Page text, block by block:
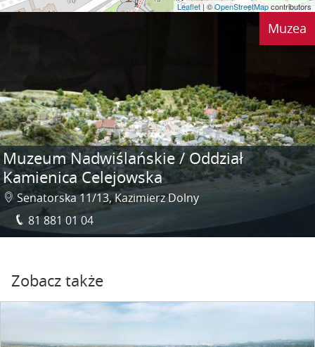
Leaflet| ©OpenStreetMapcontributors
Muzea
Muzeum Nadwiślańskie / Oddział
Kamienica Celejowska
Senatorska 11/13, Kazimierz Dolny
81 881 01 04
Zobacz także